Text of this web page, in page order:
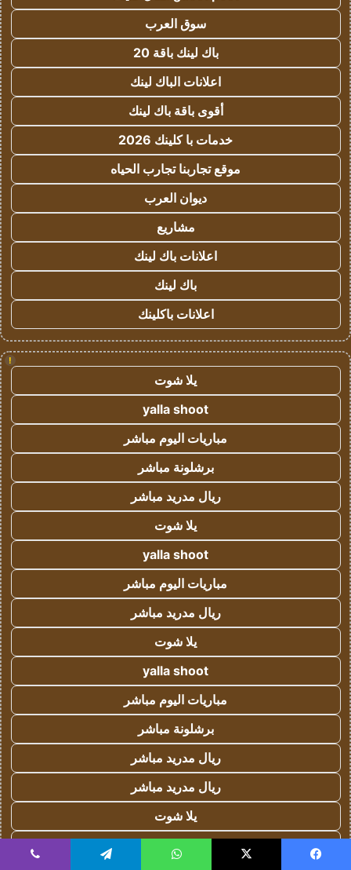
سوق العرب
باك لينك باقة 20
اعلانات الباك لينك
أقوى باقة باك لينك
خدمات با كلينك 2026
موقع تجاربنا تجارب الحياه
ديوان العرب
مشاريع
اعلانات باك لينك
باك لينك
اعلانات باكلينك
!
يلا شوت
yalla shoot
مباريات اليوم مباشر
برشلونة مباشر
ريال مدريد مباشر
يلا شوت
yalla shoot
مباريات اليوم مباشر
ريال مدريد مباشر
يلا شوت
yalla shoot
مباريات اليوم مباشر
برشلونة مباشر
ريال مدريد مباشر
ريال مدريد مباشر
يلا شوت
yalla shoot